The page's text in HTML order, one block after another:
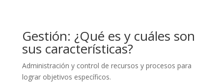
Gestión: ¿Qué es y cuáles son
sus características?
Administración y control de recursos y procesos para
lograr objetivos específicos.